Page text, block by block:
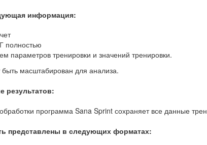
информация:
полностью
параметров тренировки и значений тренировки.
масштабирован для анализа.
результатов:
программа Sana Sprint сохраняет все данные
представлены в следующих форматах: